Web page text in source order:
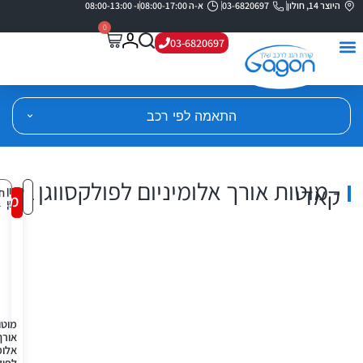
היוצר 14, חולון 03-6820697 א-ה 08:00-17:00 ו- 08:00-13:00
03-6820697
0
התאמה לפי רכב
- מוטות אורך אלומיניום לפולקסווגן
קאדי
סינון
ומיון